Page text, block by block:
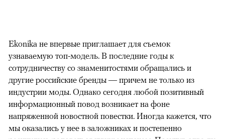
Ekonika не впервые приглашает для съемок
узнаваемую топ-модель. В последние годы к
сотрудничеству со знаменитостями обращались и
другие российские бренды — причем не только из
индустрии моды. Однако сегодня любой позитивный
информационный повод возникает на фоне
напряженной новостной повестки. Иногда кажется, что
мы оказались у нее в заложниках и постепенно